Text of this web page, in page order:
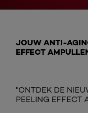
JOUW ANTI-
EFFECT
"ONTDEK DE
PEELING EFFECT